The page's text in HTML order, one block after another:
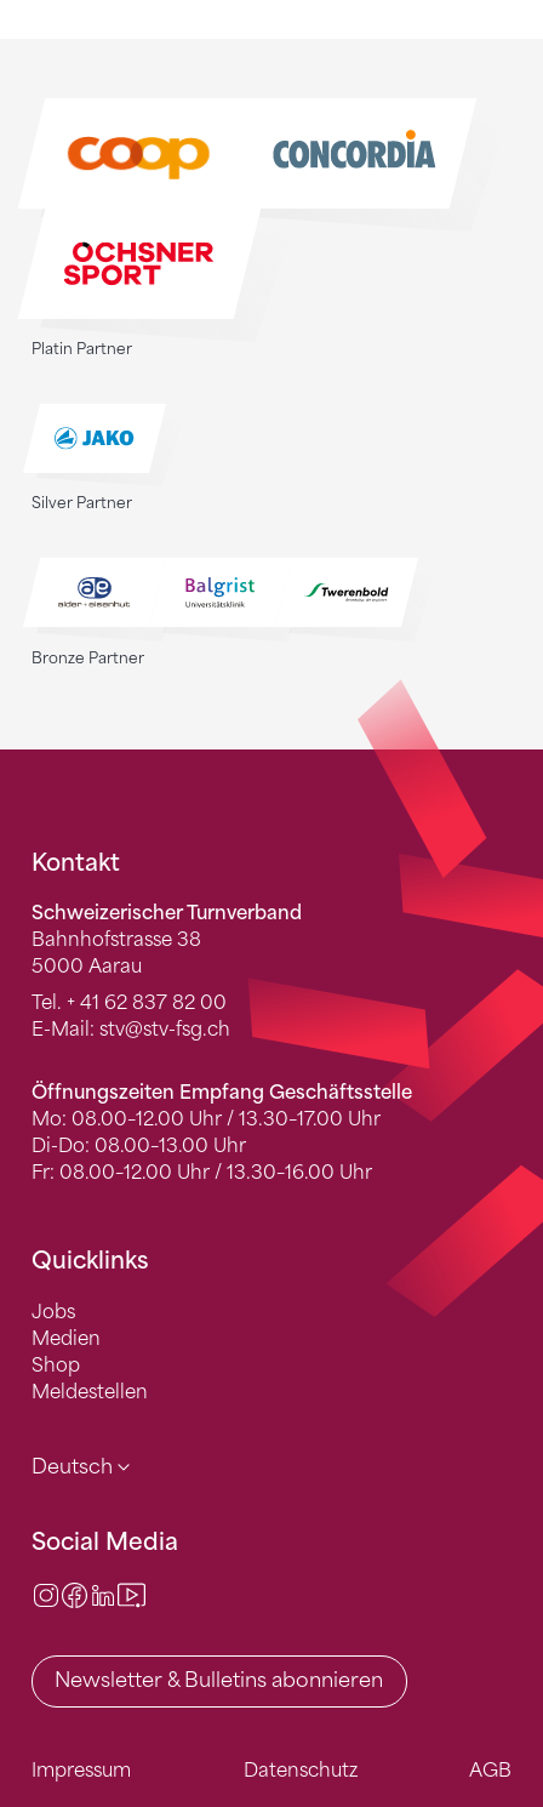
Platin Partner
Silver Partner
Bronze Partner
Fusszeile
Kontakt
Schweizerischer Turnverband
Bahnhofstrasse 38
5000 Aarau
Tel. + 41 62 837 82 00
E-Mail: stv@stv-fsg.ch
Öffnungszeiten Empfang Geschäftsstelle
Mo: 08.00–12.00 Uhr / 13.30–17.00 Uhr
Di-Do: 08.00–13.00 Uhr
Fr: 08.00–12.00 Uhr / 13.30–16.00 Uhr
Quicklinks
Jobs
Medien
Shop
Meldestellen
Deutsch
Social Media
Instagram
Facebook
LinkedIn
Newsletter & Bulletins abonnieren
Impressum Datenschutz AGB